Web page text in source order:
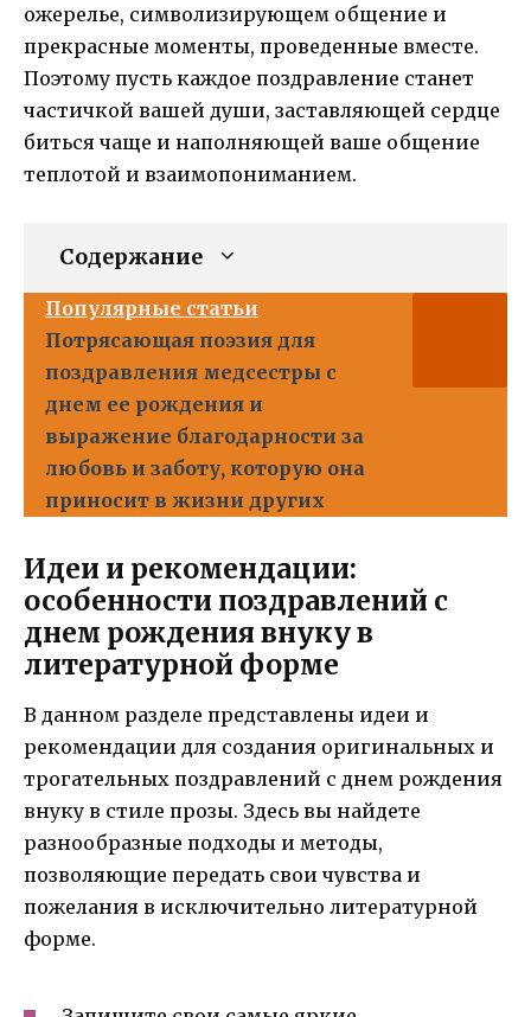
ожерелье, символизирующем общение и
прекрасные моменты, проведенные вместе.
Поэтому пусть каждое поздравление станет
частичкой вашей души, заставляющей сердце
биться чаще и наполняющей ваше общение
теплотой и взаимопониманием.
Содержание
Популярные статьи
Потрясающая поэзия для
поздравления медсестры с
днем ее рождения и
выражение благодарности за
любовь и заботу, которую она
приносит в жизни других
Идеи и рекомендации:
особенности поздравлений с
днем рождения внуку в
литературной форме
В данном разделе представлены идеи и
рекомендации для создания оригинальных и
трогательных поздравлений с днем рождения
внуку в стиле прозы. Здесь вы найдете
разнообразные подходы и методы,
позволяющие передать свои чувства и
пожелания в исключительно литературной
форме.